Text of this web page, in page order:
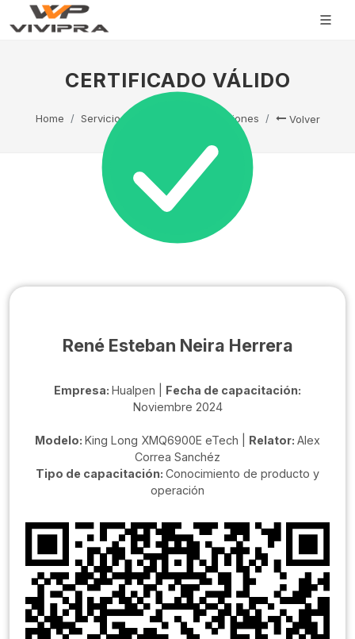
CERTIFICADO VÁLIDO
Home Servicio Técnico Capacitaciones Volver
René Esteban Neira Herrera
Empresa: Hualpen | Fecha de capacitación:
Noviembre 2024
Modelo: King Long XMQ6900E eTech | Relator: Alex
Correa Sanchéz
Tipo de capacitación: Conocimiento de producto y
operación